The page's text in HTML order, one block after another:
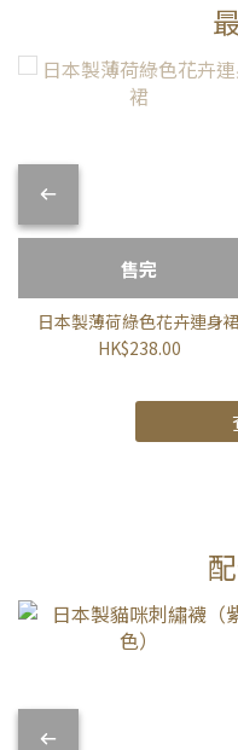
售完
日本製薄荷綠色花卉連身裙
HK$238.00